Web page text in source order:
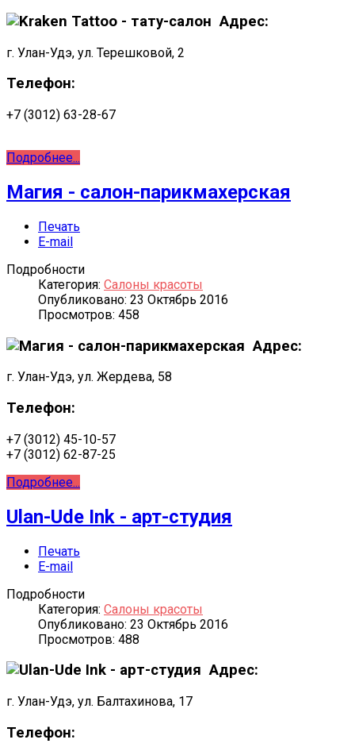
Адрес:
г. Улан-Удэ, ул. Терешковой, 2
Телефон:
+7 (3012) 63-28-67
Подробнее...
Магия - салон-парикмахерская
Печать
E-mail
Подробности
Категория: Салоны красоты
Опубликовано: 23 Октябрь 2016
Просмотров: 458
Адрес:
г. Улан-Удэ, ул. Жердева, 58
Телефон:
+7 (3012) 45-10-57
+7 (3012) 62-87-25
Подробнее...
Ulan-Ude Ink - арт-студия
Печать
E-mail
Подробности
Категория: Салоны красоты
Опубликовано: 23 Октябрь 2016
Просмотров: 488
Адрес:
г. Улан-Удэ, ул. Балтахинова, 17
Телефон: